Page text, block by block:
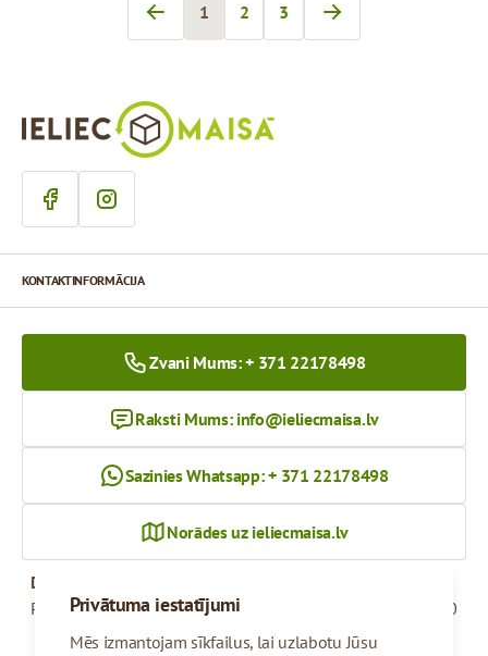
Jūs pašlaik lasāt lapu
1
Lapa
2
Lapa
3
Privātuma iestatījumi
Mēs izmantojam sīkfailus, lai uzlabotu Jūsu
KONTAKTINFORMĀCIJA
Zvani Mums: + 371 22178498
Raksti Mums: info@ieliecmaisa.lv
Sazinies Whatsapp: + 371 22178498
Norādes uz ieliecmaisa.lv
Darba Laiks
Pirmdiena - Piektdiena
09:00 - 17:00